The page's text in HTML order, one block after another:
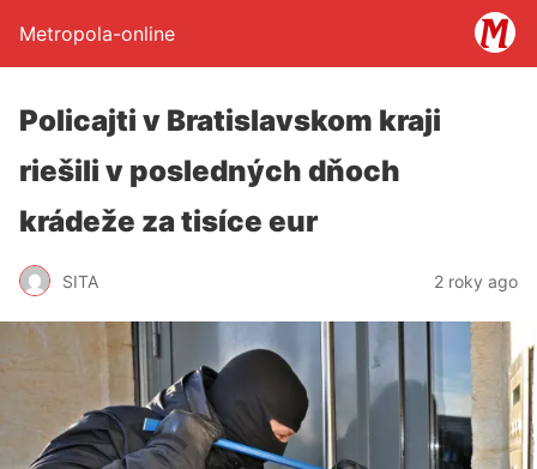
Metropola-online
Policajti v Bratislavskom kraji
riešili v posledných dňoch
krádeže za tisíce eur
SITA 2 roky ago